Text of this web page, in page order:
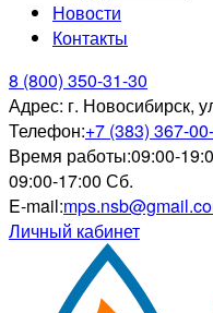
Новости
Контакты
8 (800) 350-31-30
Адрес: г. Новосибирск,
Телефон:+7 (383) 367-
Время работы:09:00-
09:00-17:00 Сб.
E-mail:
Личный кабинет